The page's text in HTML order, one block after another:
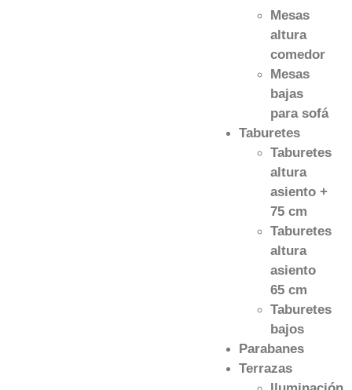
Mesas
altura
comedor
Mesas
bajas
para sofá
Taburetes
Taburetes
altura
asiento +
75 cm
Taburetes
altura
asiento
65 cm
Taburetes
bajos
Parabanes
Terrazas